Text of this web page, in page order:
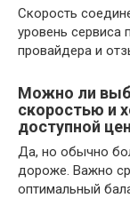
Скорость
уровень сервиса
провайдера и
Можно ли
скоростью и
доступной
Да, но обычно
дороже. Важно
оптимальный